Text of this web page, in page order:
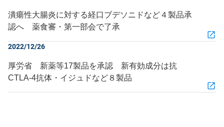
潰瘍性大腸炎に対する経口ブデソニドなど４製品承
認へ 薬食審・第一部会で了承
2022/12/26
厚労省 新薬等17製品を承認 新有効成分は抗
CTLA-4抗体・イジュドなど８製品